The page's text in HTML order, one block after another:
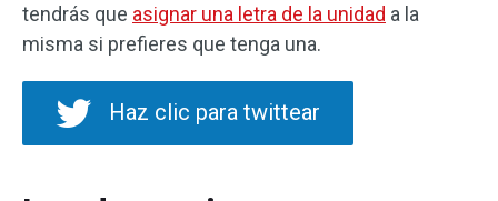
tendrás que asignar una letra de la unidad a la
misma si prefieres que tenga una.
Haz clic para twittear